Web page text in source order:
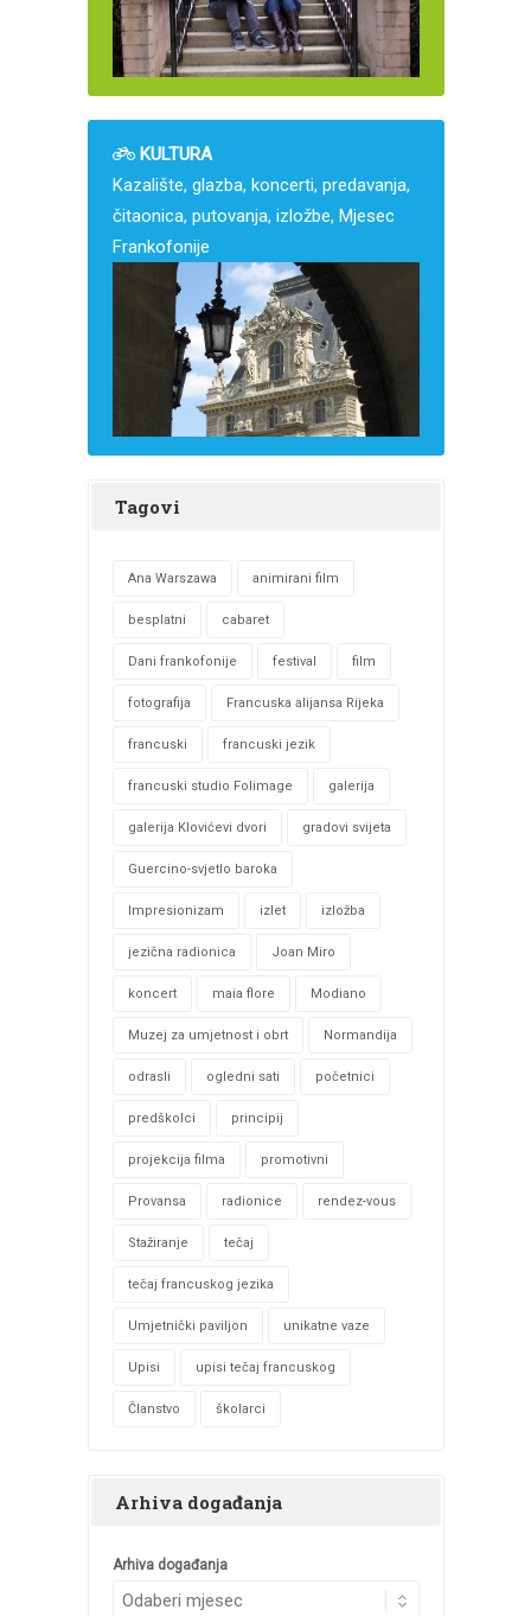
KULTURA
Kazalište, glazba, koncerti, predavanja,
čitaonica, putovanja, izložbe, Mjesec
Frankofonije
Tagovi
Ana Warszawa animirani film
besplatni cabaret
Dani frankofonije festival film
fotografija Francuska alijansa Rijeka
francuski francuski jezik
francuski studio Folimage galerija
galerija Klovićevi dvori gradovi svijeta
Guercino-svjetlo baroka
Impresionizam izlet izložba
jezična radionica Joan Miro
koncert maia flore Modiano
Muzej za umjetnost i obrt Normandija
odrasli ogledni sati početnici
predškolci principij
projekcija filma promotivni
Provansa radionice rendez-vous
Stažiranje tečaj
tečaj francuskog jezika
Umjetnički paviljon unikatne vaze
Upisi upisi tečaj francuskog
Članstvo školarci
Arhiva događanja
Arhiva događanja